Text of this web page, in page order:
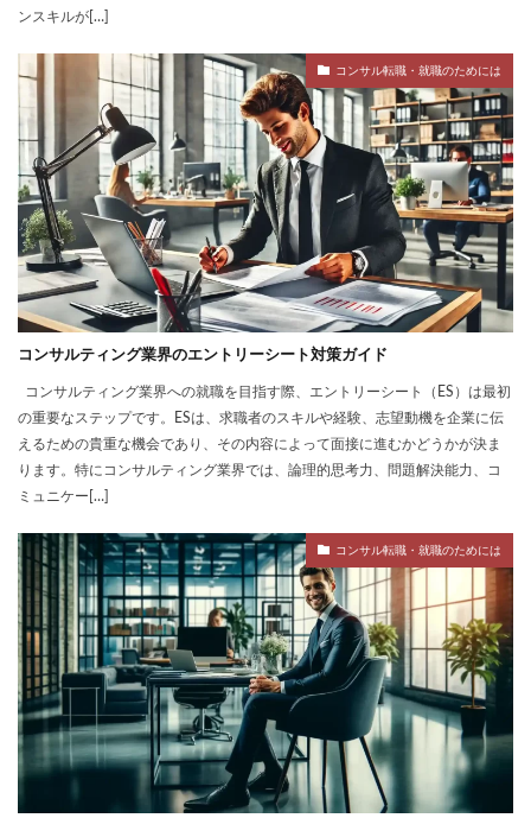
ンスキルが[…]
コンサル転職・就職のためには
コンサルティング業界のエントリーシート対策ガイド
コンサルティング業界への就職を目指す際、エントリーシート（ES）は最初
の重要なステップです。ESは、求職者のスキルや経験、志望動機を企業に伝
えるための貴重な機会であり、その内容によって面接に進むかどうかが決ま
ります。特にコンサルティング業界では、論理的思考力、問題解決能力、コ
ミュニケー[…]
コンサル転職・就職のためには